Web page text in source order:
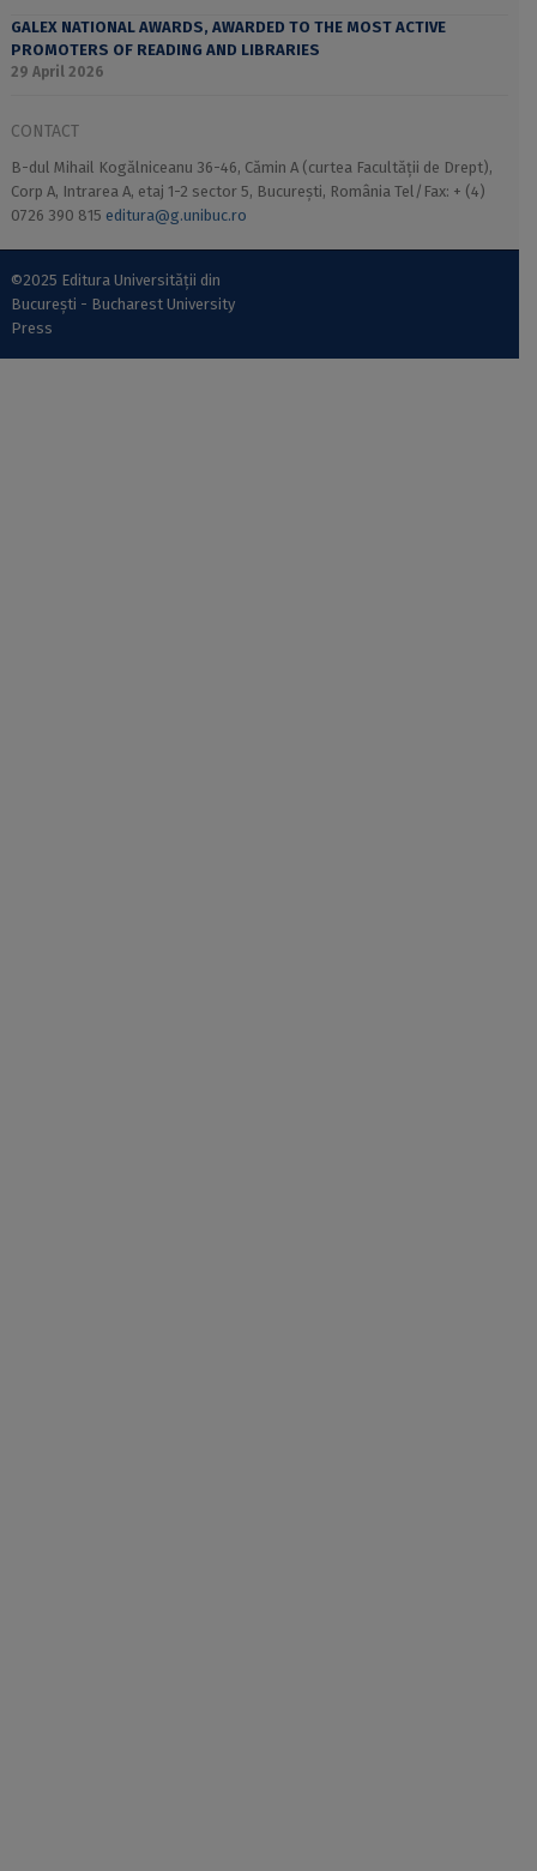
GALEX NATIONAL AWARDS, AWARDED TO THE MOST ACTIVE
PROMOTERS OF READING AND LIBRARIES
29 April 2026
CONTACT
B-dul Mihail Kogălniceanu 36-46, Cămin A (curtea Facultății de Drept),
Corp A, Intrarea A, etaj 1-2 sector 5, București, România Tel/Fax: + (4)
0726 390 815 editura@g.unibuc.ro
©2025 Editura Universității din
București - Bucharest University
Press